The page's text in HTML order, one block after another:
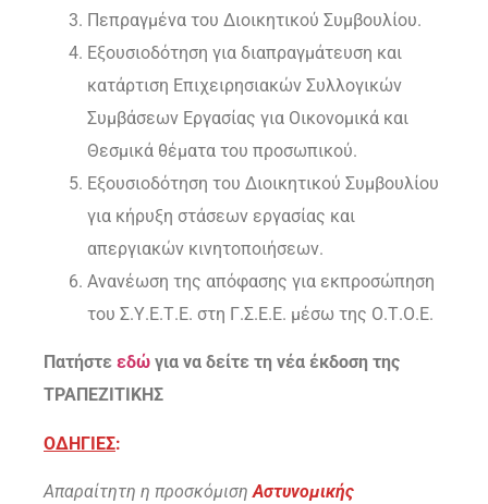
Πεπραγμένα του Διοικητικού Συμβουλίου.
Εξουσιοδότηση για διαπραγμάτευση και
κατάρτιση Επιχειρησιακών Συλλογικών
Συμβάσεων Εργασίας για Οικονομικά και
Θεσμικά θέματα του προσωπικού.
Εξουσιοδότηση του Διοικητικού Συμβουλίου
για κήρυξη στάσεων εργασίας και
απεργιακών κινητοποιήσεων.
Ανανέωση της απόφασης για εκπροσώπηση
του Σ.Υ.Ε.Τ.Ε. στη Γ.Σ.Ε.Ε. μέσω της Ο.Τ.Ο.Ε.
Πατήστε εδώ για να δείτε τη νέα έκδοση της
ΤΡΑΠΕΖΙΤΙΚΗΣ
ΟΔΗΓΙΕΣ:
Απαραίτητη η προσκόμισηΑστυνομικής